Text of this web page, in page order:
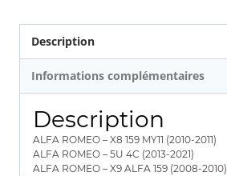
Description
Informations complémentaires
Description
ALFA ROMEO – X8 159 MY11 (2010-2011)
ALFA ROMEO – 5U 4C (2013-2021)
ALFA ROMEO – X9 ALFA 159 (2008-2010)